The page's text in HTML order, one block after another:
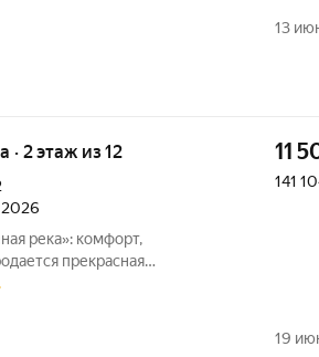
13
· 2 этаж из 12
2026
река»: комфорт,
прекрасная
ЖК «Зеленая река».
11
141
19